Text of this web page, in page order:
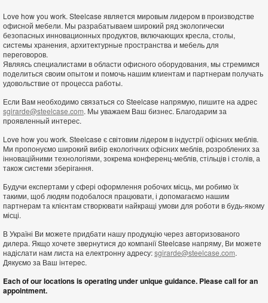
Love how you work. Steelcase является мировым лидером в производстве
офисной мебели. Мы разрабатываем широкий ряд экологически
безопасных инновационных продуктов, включающих кресла, столы,
системы хранения, архитектурные пространства и мебель для
переговоров.
Являясь специалистами в области офисного оборудования, мы стремимся
поделиться своим опытом и помочь нашим клиентам и партнерам получать
удовольствие от процесса работы.
Если Вам необходимо связаться со Steelcase напрямую, пишите на адрес
sgirarde@steelcase.com. Мы уважаем Ваш бизнес. Благодарим за
проявленный интерес.
Love how you work. Steelcase є світовим лідером в індустрії офісних меблів.
Ми пропонуємо широкий вибір екологічних офісних меблів, розроблених за
інноваційними технологіями, зокрема конференц-меблів, стільців і столів, а
також системи зберігання.
Будучи експертами у сфері оформлення робочих місць, ми робимо їх
такими, щоб людям подобалося працювати, і допомагаємо нашим
партнерам та клієнтам створювати найкращі умови для роботи в будь-якому
місці.
В Україні Ви можете придбати нашу продукцію через авторизованого
дилера. Якщо хочете звернутися до компанії Steelcase напряму, Ви можете
надіслати нам листа на електронну адресу:sgirarde@steelcase.com.
Дякуємо за Ваш інтерec.
Each of our locations is operating under unique guidance. Please call for an
appointment.